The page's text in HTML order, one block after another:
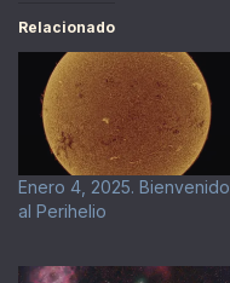
Relacionado
Enero 4, 2025. Bienvenido
al Perihelio